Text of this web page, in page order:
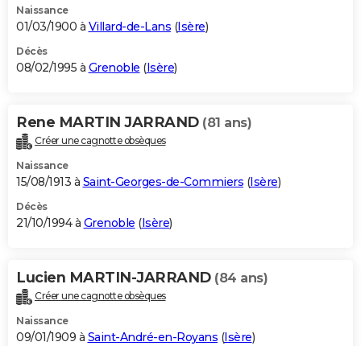
Naissance
01/03/1900 à Villard-de-Lans (Isère)
Décès
08/02/1995 à Grenoble (Isère)
Rene MARTIN JARRAND (81 ans)
Créer une cagnotte obsèques
Naissance
15/08/1913 à Saint-Georges-de-Commiers (Isère)
Décès
21/10/1994 à Grenoble (Isère)
Lucien MARTIN-JARRAND (84 ans)
Créer une cagnotte obsèques
Naissance
09/01/1909 à Saint-André-en-Royans (Isère)